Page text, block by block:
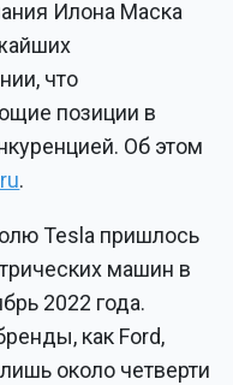
Илона Маска
что
позиции в
Об этом
.
Tesla пришлось
машин в
2022 года.
как Ford,
около четверти